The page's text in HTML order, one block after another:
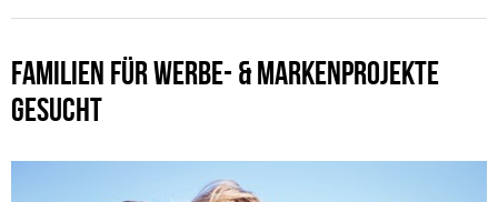
FAMILIEN FÜR WERBE- & MARKENPROJEKTE
GESUCHT